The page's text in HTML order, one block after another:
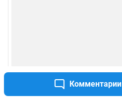
Комментарии